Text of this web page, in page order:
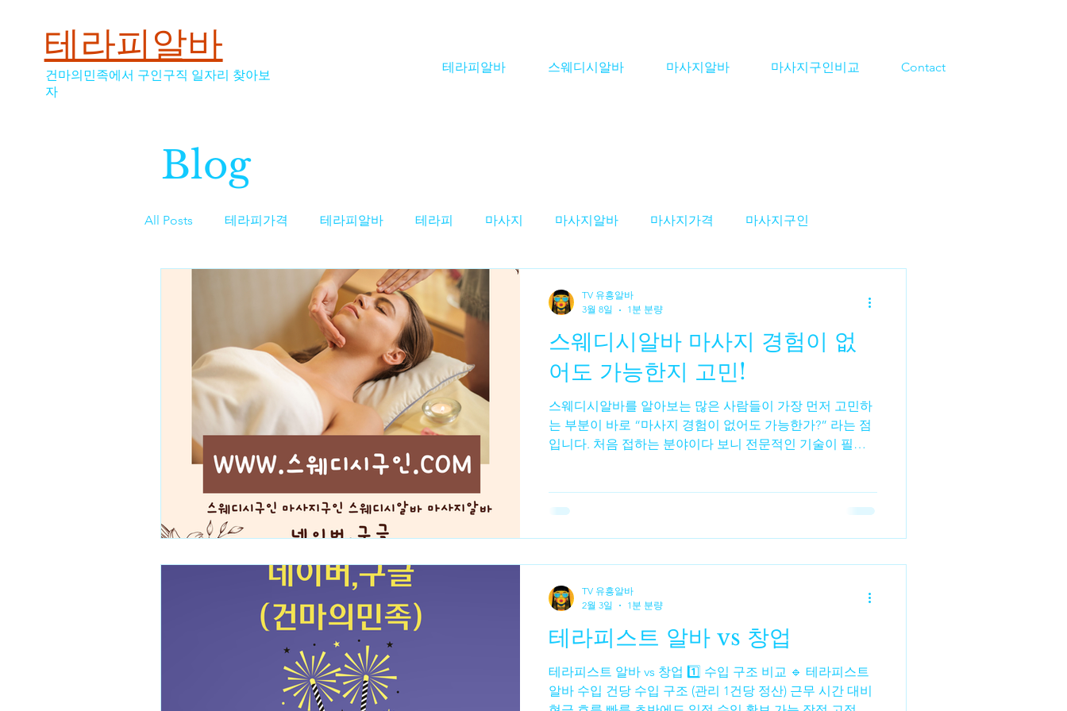
테라피알바
건마의민족에서 구인구직 일자리 찾아보
자
테라피알바 스웨디시알바 마사지알바 마사지구인비교 Contact
Blog
All Posts 테라피가격 테라피알바 테라피 마사지 마사지알바 마사지가격 마사지구인
스웨디시가격 스웨디시알바' 테라피구인
역삼동마사지구인 마사지구인 테라피스트 알바 스웨디시 알바 대전테라피알바 대전마사지알바
테라피스트 알바 스웨디시알바 수수재배 수수심기 수수수확 수수파종 수수비료
수수물관리 수수병해충
스웨디시알바 마사지 경험이 없
어도 가능한지 고민!
스웨디시알바를 알아보는 많은 사람들이 가장 먼저 고민하
는 부분이 바로 “마사지 경험이 없어도 가능한가?” 라는 점
입니다. 처음 접하는 분야이다 보니 전문적인 기술이 필요
현장을 보면 스웨디시알바 마사지 경험이 없는 초보자도 시
작하는 경우가 상당히 많은 편 입니다. 스웨디시 마사지의
으로 일을 배우는 경우가 많습니다. 물론 업소마다 방식은
다르지만 초보자를 받는 곳에서는 기본적인 마사지 방법이
나 손 압력, 동작 등을 설명해 주는 경우가 일반적입니다. 스
웨디시알바 또한 스웨디시 마사지는 강한 힘을 사용하는 스
포츠 마사지와 달리 스웨디시알바 부드러운 오일 마사지 중
심 이기 때
TV 유흥알바
3월 8일
1분 분량
테라피스트 알바 vs 창업
테라피스트 알바 vs 창업 1️⃣ 수입 구조 비교 🔹 테라피스트
알바 수입 건당 수입 구조 (관리 1건당 정산) 근무 시간 대비
TV 유흥알바
2월 3일
1분 분량